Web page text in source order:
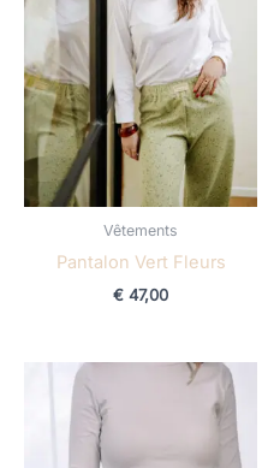
Vêtements
Pantalon Vert Fleurs
€ 47,00